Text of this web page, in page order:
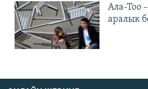
Ала-Тоо
аралык